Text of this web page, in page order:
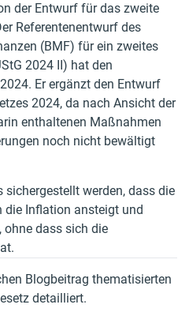
der Entwurf für das zweite
Referentenentwurf des
(BMF) für ein zweites
2024 II) hat den
Er ergänzt den Entwurf
2024, da nach Ansicht der
enthaltenen Maßnahmen
noch nicht bewältigt
werden, dass die
die Inflation ansteigt und
dass sich die
Blogbeitrag thematisierten
detailliert.